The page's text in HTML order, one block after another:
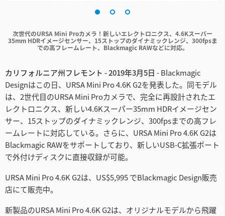
Germany
India
Italy
Japan
Korea
Malaysia
Netherlands
次世代のURSA Mini Proカメラ！新しいエレクトロニクス、4.6Kスーパー
35mm HDRイメージセンサー、15ストップのダイナミックレンジ、300fpsま
での高フレームレート、Blackmagic RAWなどに対応。
カリフォルニア州フレモント - 2019年3月5日 - Blackmagic
Designはこの日、URSA Mini Pro 4.6K G2を発表した。同モデル
は、2世代目のURSA Mini Proカメラで、完全に再設計されたエ
レクトロニクス、新しい4.6Kスーパー35mm HDRイメージセン
サー、15ストップのダイナミックレンジ、300fpsまでの高フレ
ームレートに対応している。さらに、URSA Mini Pro 4.6K G2は
Blackmagic RAWをサポートしており、新しいUSB-C拡張ポート
で外付けディスクに直接収録が可能。
URSA Mini Pro 4.6K G2は、US$5,995 でBlackmagic Design販売
店にて販売中。
新製品のURSA Mini Pro 4.6K G2は、オリジナルモデルから飛躍